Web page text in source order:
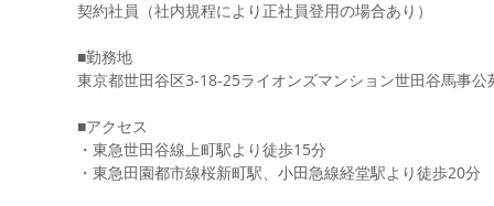
契約社員（社内規程により正社員登用の場合あり）
■勤務地
東京都世田谷区3-18-25ライオンズマンション世田谷馬事公
■アクセス
・東急世田谷線上町駅より徒歩15分
・東急田園都市線桜新町駅、小田急線経堂駅より徒歩20分